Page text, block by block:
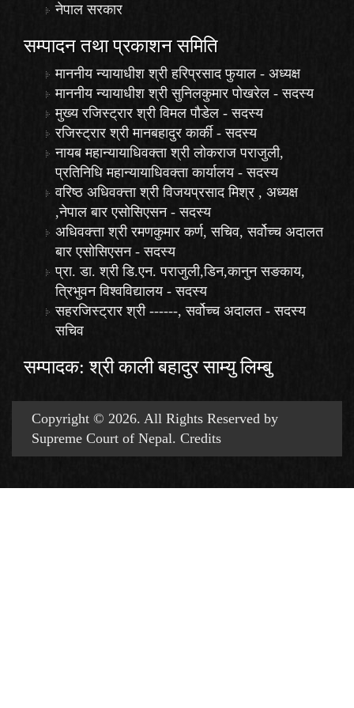
नेपाल सरकार
सम्पादन तथा प्रकाशन समिति
माननीय न्यायाधीश श्री हरिप्रसाद फुयाल - अध्यक्ष
माननीय न्यायाधीश श्री सुनिलकुमार पोखरेल - सदस्य
मुख्य रजिस्ट्रार श्री विमल पौडेल - सदस्य
रजिस्ट्रार श्री मानबहादुर कार्की - सदस्य
नायब महान्यायाधिवक्ता श्री लोकराज पराजुली,
प्रतिनिधि महान्यायाधिवक्ता कार्यालय - सदस्य
वरिष्ठ अधिवक्त्ता श्री विजयप्रसाद मिश्र , अध्यक्ष
,नेपाल बार एसोसिएसन - सदस्य
अधिवक्त्ता श्री रमणकुमार कर्ण, सचिव, सर्वोच्च अदालत
बार एसोसिएसन - सदस्य
प्रा. डा. श्री डि.एन. पराजुली,डिन,कानुन सङकाय,
त्रिभुवन विश्वविद्यालय - सदस्य
सहरजिस्ट्रार श्री ------, सर्वोच्च अदालत - सदस्य
सचिव
सम्पादक: श्री काली बहादुर साम्यु लिम्बु
Copyright © 2026. All Rights Reserved by
Supreme Court of Nepal. Credits